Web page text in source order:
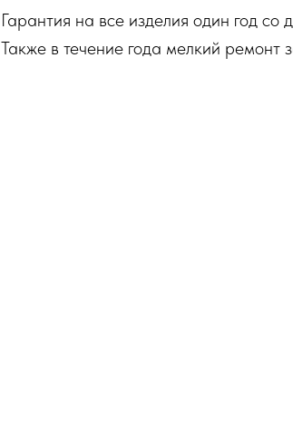
Гарантия на все изделия один год со
Также в течение года мелкий ремонт